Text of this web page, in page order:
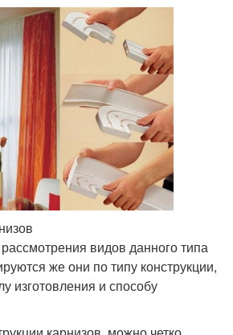
видов данного типа
же они по типу конструкции,
изготовления и способу